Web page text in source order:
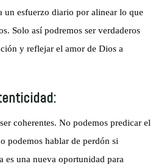
un esfuerzo diario por alinear lo que
Solo así podremos ser verdaderos
y reflejar el amor de Dios a
coherentes. No podemos predicar el
podemos hablar de perdón si
es una nueva oportunidad para